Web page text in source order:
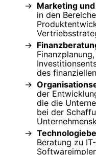
Marketing
in den
des
der
die die
bei der
Beratung zu